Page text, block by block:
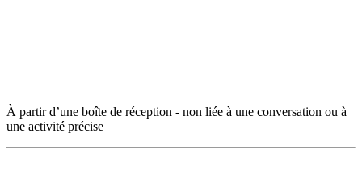
À partir d’une boîte de réception - non liée à une conversation ou à
une activité précise